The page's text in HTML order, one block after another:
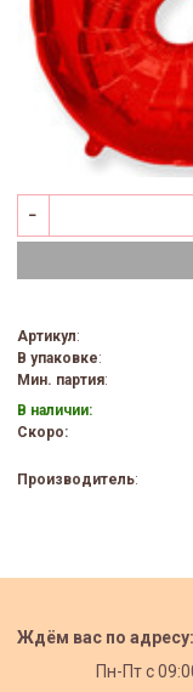
Артикул:
В упаковке:
Мин. партия:
В наличии:
Скоро:
Производитель:
Ждём вас по адресу:
Пн-Пт с